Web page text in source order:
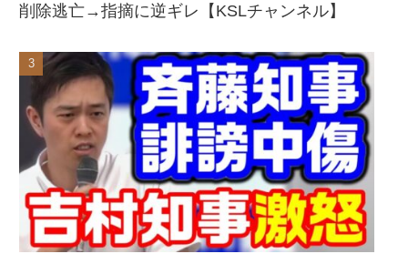
削除逃亡→指摘に逆ギレ【KSLチャンネル】